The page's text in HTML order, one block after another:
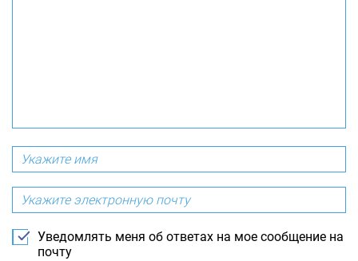
Уведомлять меня об ответах на мое сообщение на
почту